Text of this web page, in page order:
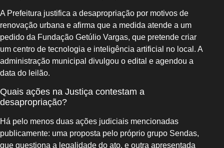
A Prefeitura justifica a desapropriação por motivos de
renovação urbana e afirma que a medida atende a um
pedido da Fundação Getúlio Vargas, que pretende criar
um centro de tecnologia e inteligência artificial no local. A
administração municipal divulgou o edital e agendou a
data do leilão.
Quais ações na Justiça contestam a
desapropriação?
Há pelo menos duas ações judiciais mencionadas
publicamente: uma proposta pelo próprio grupo Sendas,
que questiona a legalidade do ato, e outra apresentada